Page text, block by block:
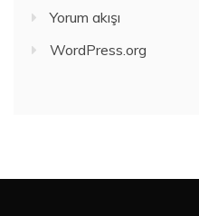
Yorum akışı
WordPress.org